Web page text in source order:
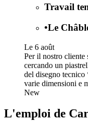
Travail
•Le
Le 6 août
Per il nostro cliente
cercando un
del disegno
varie dimensioni e
New
L'emploi de